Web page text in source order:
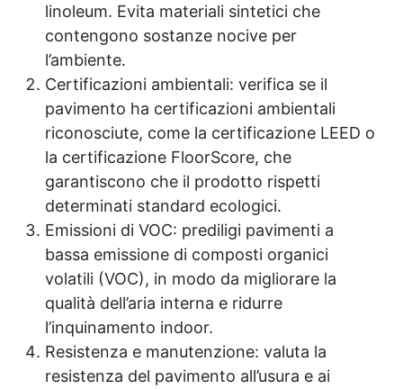
linoleum. Evita materiali sintetici che
contengono sostanze nocive per
l’ambiente.
Certificazioni ambientali: verifica se il
pavimento ha certificazioni ambientali
riconosciute, come la certificazione LEED o
la certificazione FloorScore, che
garantiscono che il prodotto rispetti
determinati standard ecologici.
Emissioni di VOC: prediligi pavimenti a
bassa emissione di composti organici
volatili (VOC), in modo da migliorare la
qualità dell’aria interna e ridurre
l’inquinamento indoor.
Resistenza e manutenzione: valuta la
resistenza del pavimento all’usura e ai